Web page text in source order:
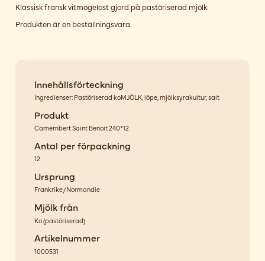
Klassisk fransk vitmögelost gjord på pastöriserad mjölk.
Produkten är en beställningsvara.
Innehållsförteckning
Ingredienser: Pastöriserad koMJÖLK, löpe, mjölksyrakultur, salt
Produkt
Camembert Saint Benoit 240*12
Antal per förpackning
12
Ursprung
Frankrike/Normandie
Mjölk från
Ko(pastöriserad)
Artikelnummer
1000531